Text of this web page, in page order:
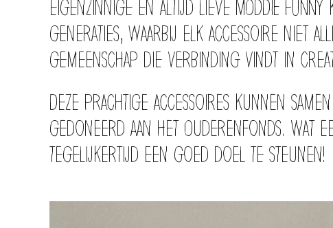
eigenzinnige en altijd lieve MODDIE
generaties, waarbij elk accessoire niet
gemeenschap die verbinding vindt in
Deze prachtige accessoires kunnen
gedoneerd aan het Ouderenfonds. Wat
tegelijkertijd een goed doel te steunen!